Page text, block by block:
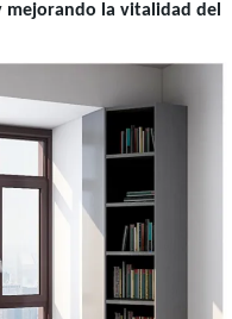
la vitalidad del